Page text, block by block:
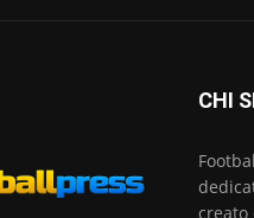
CHI
creato